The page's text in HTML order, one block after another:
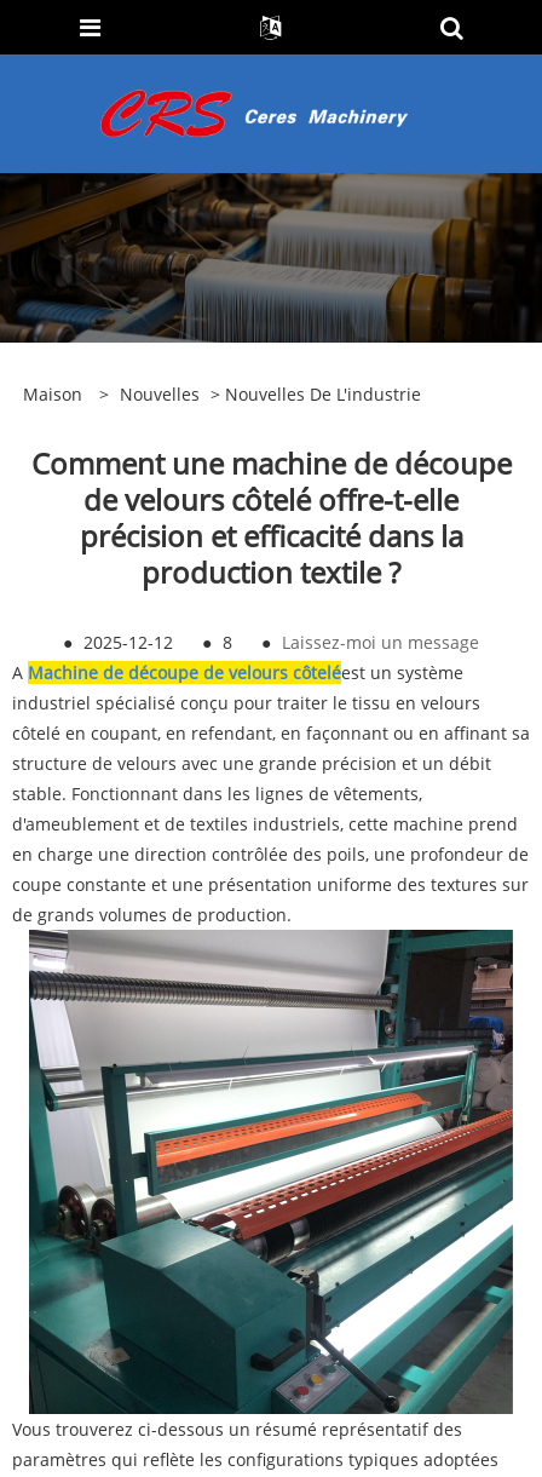
Maison > Nouvelles > Nouvelles De L'industrie
Comment une machine de découpe
de velours côtelé offre-t-elle
précision et efficacité dans la
production textile ?
● 2025-12-12 ● 8 ● Laissez-moi un message
A Machine de découpe de velours côteléest un système
industriel spécialisé conçu pour traiter le tissu en velours
côtelé en coupant, en refendant, en façonnant ou en affinant sa
structure de velours avec une grande précision et un débit
stable. Fonctionnant dans les lignes de vêtements,
d'ameublement et de textiles industriels, cette machine prend
en charge une direction contrôlée des poils, une profondeur de
coupe constante et une présentation uniforme des textures sur
de grands volumes de production.
Vous trouverez ci-dessous un résumé représentatif des
paramètres qui reflète les configurations typiques adoptées